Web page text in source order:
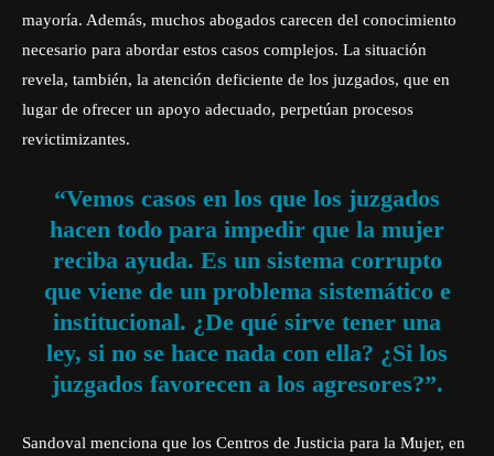
mayoría. Además, muchos abogados carecen del conocimiento
necesario para abordar estos casos complejos. La situación
revela, también, la atención deficiente de los juzgados, que en
lugar de ofrecer un apoyo adecuado, perpetúan procesos
revictimizantes.
“Vemos casos en los que los juzgados
hacen todo para impedir que la mujer
reciba ayuda. Es un sistema corrupto
que viene de un problema sistemático e
institucional. ¿De qué sirve tener una
ley, si no se hace nada con ella? ¿Si los
juzgados favorecen a los agresores?”.
Sandoval menciona que los Centros de Justicia para la Mujer, en